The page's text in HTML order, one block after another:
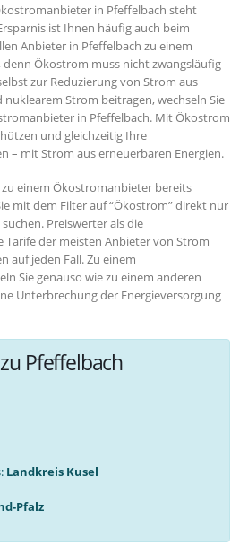
in Pfeffelbach steht
ist Ihnen häufig auch beim
Anbieter in Pfeffelbach zu einem
Ökostrom muss nicht zwangsläufig
zur Reduzierung von Strom aus
Strom beitragen, wechseln Sie
in Pfeffelbach. Mit Ökostrom
und gleichzeitig Ihre
– mit Strom aus erneuerbaren Energien.
zu einem Ökostromanbieter bereits
mit dem Filter auf “Ökostrom” direkt nur
Preiswerter als die
Tarife der meisten Anbieter von Strom
auf jeden Fall. Zu einem
Sie genauso wie zu einem anderen
Unterbrechung der Energieversorgung
Pfeffelbach
Landkreis Kusel
Pfalz